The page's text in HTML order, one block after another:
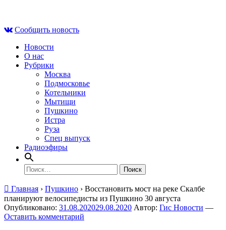
contentСообщить новость
Новости
О нас
Рубрики
Москва
Подмосковье
Котельники
Мытищи
Пушкино
Истра
Руза
Спец выпуск
Радиоэфиры
Найти:
Главная › Пушкино › Восстановить мост на реке Скалбе
планируют велосипедисты из Пушкино 30 августа
Опубликовано: 31.08.202029.08.2020 Автор: Гис Новости —
Оставить комментарий